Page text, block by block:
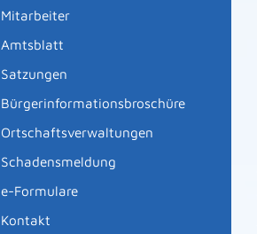
Mitarbeiter
Amtsblatt
Satzungen
Bürgerinformationsbroschüre
Ortschaftsverwaltungen
Schadensmeldung
e-Formulare
Kontakt